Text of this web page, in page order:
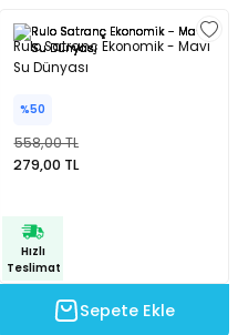
Rulo Satranç Ekonomik - Mavi
Su Dünyası
%50
558,00 TL
279,00 TL
Hızlı
Teslimat
Sepete Ekle